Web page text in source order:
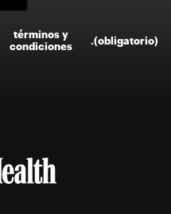
términos y
condiciones
(obligatorio)